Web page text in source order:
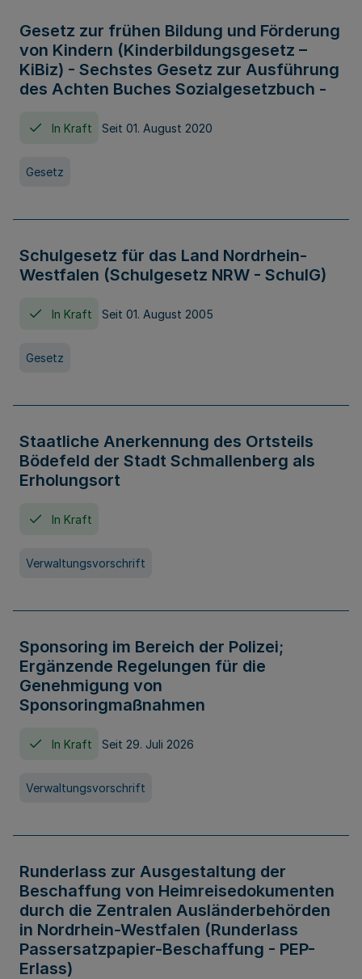
Gesetz zur frühen Bildung und Förderung
von Kindern (Kinderbildungsgesetz –
KiBiz) - Sechstes Gesetz zur Ausführung
des Achten Buches Sozialgesetzbuch -
In Kraft Seit 01. August 2020
Gesetz
Schulgesetz für das Land Nordrhein-
Westfalen (Schulgesetz NRW - SchulG)
In Kraft Seit 01. August 2005
Gesetz
Staatliche Anerkennung des Ortsteils
Bödefeld der Stadt Schmallenberg als
Erholungsort
In Kraft
Verwaltungsvorschrift
Sponsoring im Bereich der Polizei;
Ergänzende Regelungen für die
Genehmigung von
Sponsoringmaßnahmen
In Kraft Seit 29. Juli 2026
Verwaltungsvorschrift
Runderlass zur Ausgestaltung der
Beschaffung von Heimreisedokumenten
durch die Zentralen Ausländerbehörden
in Nordrhein-Westfalen (Runderlass
Passersatzpapier-Beschaffung - PEP-
Erlass)